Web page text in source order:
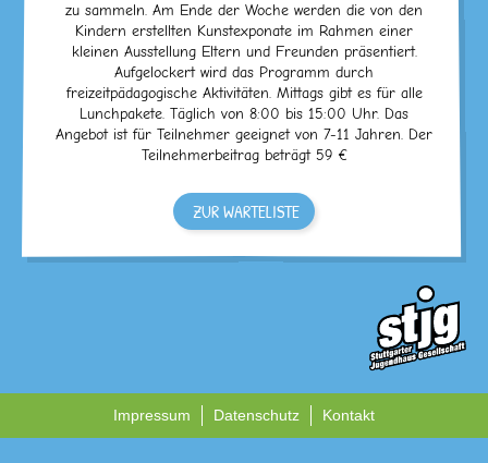
zu sammeln. Am Ende der Woche werden die von den
Kindern erstellten Kunstexponate im Rahmen einer
kleinen Ausstellung Eltern und Freunden präsentiert.
Aufgelockert wird das Programm durch
freizeitpädagogische Aktivitäten. Mittags gibt es für alle
Lunchpakete. Täglich von 8:00 bis 15:00 Uhr. Das
Angebot ist für Teilnehmer geeignet von 7-11 Jahren. Der
Teilnehmerbeitrag beträgt 59 €
ZUR WARTELISTE
Impressum Datenschutz Kontakt